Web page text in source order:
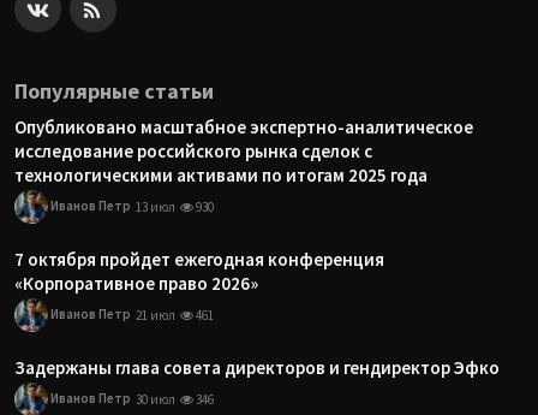
Популярные статьи
Опубликовано масштабное экспертно-аналитическое
исследование российского рынка сделок с
технологическими активами по итогам 2025 года
Иванов Петр 13 июл 930
7 октября пройдет ежегодная конференция
«Корпоративное право 2026»
Иванов Петр 21 июл 461
Задержаны глава совета директоров и гендиректор Эфко
Иванов Петр 30 июл 346